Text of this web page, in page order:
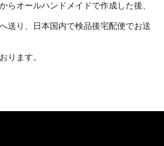
らオールハンドメイドで作成した後、
、日本国内で検品後宅配便でお送
ります。